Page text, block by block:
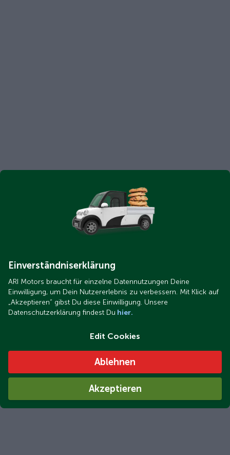
Einverständniserklärung
ARI Motors braucht für einzelne Datennutzungen Deine
Einwilligung, um Dein Nutzererlebnis zu verbessern. Mit Klick auf
„Akzeptieren“ gibst Du diese Einwilligung. Unsere
Datenschutzerklärung findest Du hier.
Edit Cookies
Ablehnen
Akzeptieren